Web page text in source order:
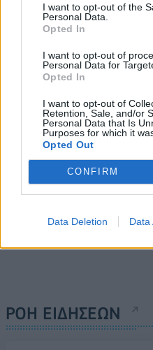
I want to opt-out of the
Personal Data.
Opted In
I want to opt-out of
Personal Data for
Opted In
I want to opt-out of
Retention, Sale, and/or
Personal Data that Is
Purposes for which it
Opted Out
CONFIRM
Data Deletion Data
Ο πρόεδρος Τραμπ
αγοραπωλησιών πόρων
μεγάλων αμερικανικών
εταιρειών το 2025
15/05/2026 - 12:02
ΡΟΗ ΕΙΔΗΣΕΩΝ